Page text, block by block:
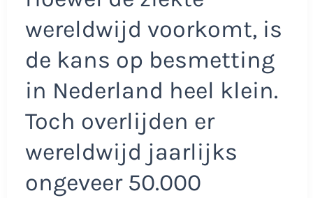
wereldwijd voorkomt, is
de kans op besmetting
in Nederland heel klein.
Toch overlijden er
wereldwijd jaarlijks
ongeveer 50.000